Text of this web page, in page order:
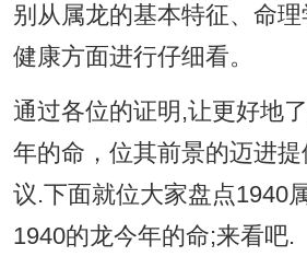
别从属龙的基本特征、命
健康方面进行仔细看。
通过各位的证明,让更好地
年的命，位其前景的迈进
议.下面就位大家盘点1940
1940的龙今年的命;来看吧.